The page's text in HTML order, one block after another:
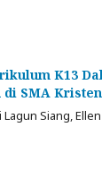
K13
SMA
Siang,